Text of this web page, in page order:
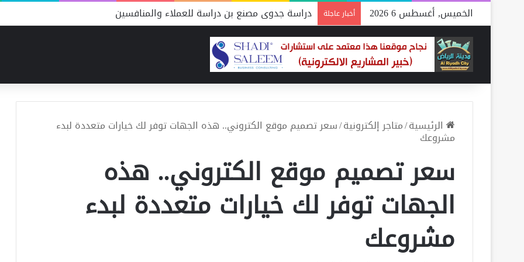
الخميس, أغسطس 6 2026 أخبار عاجلة دراسة جدوى مصنع بن دراسة للعملاء والمنافسين
الرئيسية/متاجر إلكترونية/سعر تصميم موقع الكتروني.. هذه الجهات توفر لك خيارات متعددة لبدء
مشروعك
سعر تصميم موقع الكتروني.. هذه
الجهات توفر لك خيارات متعددة لبدء
مشروعك